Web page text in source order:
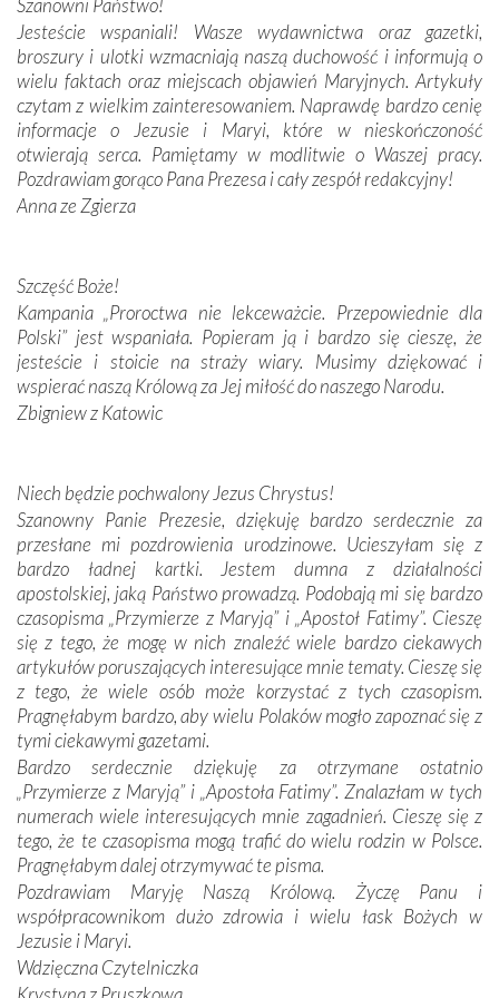
budowniczych.
Podążyliśmy też śladami fatimskich wizjonerów – Łucji
dos Santos oraz świętych Hiacynty i Franciszka Marto.
Modliliśmy się przy ich grobach. Odprawiliśmy Drogę
Krzyżową w ich rodzinnych stronach, odwiedziliśmy
domy, w których żyli.
W miejscu objawień Matki Bożej zapaliliśmy świece
Podczas tej kilkudniowej wyprawy na każdym kroku
spotykaliśmy się z serdeczną otwartością
Portugalczyków. Podziwialiśmy ich ludową sztukę i
zwyczaje. Mimo że nasze kraje są od siebie bardzo
oddalone, w żaden sposób nie czuliśmy się obco.
Sprawiła to oczywiście sama Matka Boża, ale też
kulturowa bliskość biorąca swój początek w naszej
mieliśmy okazję przekonać się, że Maryja swoją opieką
otacza nie tylko nasz naród, lecz wszystkie nacje, które
się Jej ufnie oddają, a także każdą osobę, która zawierza
Jej siebie oraz swych bliskich.
Dzieje Portugalii to również historia wierności Bogu i
odstępstw, także w życiu władców. Trudne momenty w
wymiarze tak osobistym, jak i zbiorowym, przypominają o
konieczności ciągłego zabiegania o własną duszę i o łaskę
Opatrzności. Wierność przynosi pomyślność –
przynajmniej w życiu duchowym. Odstępstwo owocuje
nieszczęściem i śmiercią. Te uniwersalne prawdy
przychodziły na myśl, gdy słuchaliśmy opowieści
przewodników o portugalskich monarchach i wodzach,
zwycięskich bitwach i nieszczęśliwych losach grzesznych
kochanków.
Byli tym razem pośród Apostołów Fatimy reprezentanci
każdego spośród żyjących pokoleń. Najmłodszy uczestnik
liczył sobie 13 lat, zaś senior, pan Zdzisław – już 94.
Jesteście wspaniali! Wasze wydawnictwa oraz gazetki,
broszury i ulotki wzmacniają naszą duchowość i informują o
wielu faktach oraz miejscach objawień Maryjnych. Artykuły
czytam z wielkim zainteresowaniem. Naprawdę bardzo cenię
informacje o Jezusie i Maryi, które w nieskończoność
otwierają serca. Pamiętamy w modlitwie o Waszej pracy.
Pozdrawiam gorąco Pana Prezesa i cały zespół redakcyjny!
Anna ze Zgierza
Szczęść Boże!
Kampania „Proroctwa nie lekceważcie. Przepowiednie dla
Polski” jest wspaniała. Popieram ją i bardzo się cieszę, że
jesteście i stoicie na straży wiary. Musimy dziękować i
wspierać naszą Królową za Jej miłość do naszego Narodu.
Zbigniew z Katowic
Niech będzie pochwalony Jezus Chrystus!
Szanowny Panie Prezesie, dziękuję bardzo serdecznie za
przesłane mi pozdrowienia urodzinowe. Ucieszyłam się z
bardzo ładnej kartki. Jestem dumna z działalności
apostolskiej, jaką Państwo prowadzą. Podobają mi się bardzo
czasopisma „Przymierze z Maryją” i „Apostoł Fatimy”. Cieszę
się z tego, że mogę w nich znaleźć wiele bardzo ciekawych
artykułów poruszających interesujące mnie tematy. Cieszę się
z tego, że wiele osób może korzystać z tych czasopism.
Pragnęłabym bardzo, aby wielu Polaków mogło zapoznać się z
tymi ciekawymi gazetami.
Bardzo serdecznie dziękuję za otrzymane ostatnio
„Przymierze z Maryją” i „Apostoła Fatimy”. Znalazłam w tych
numerach wiele interesujących mnie zagadnień. Cieszę się z
tego, że te czasopisma mogą trafić do wielu rodzin w Polsce.
Pragnęłabym dalej otrzymywać te pisma.
Pozdrawiam Maryję Naszą Królową. Życzę Panu i
współpracownikom dużo zdrowia i wielu łask Bożych w
Jezusie i Maryi.
Wdzięczna Czytelniczka